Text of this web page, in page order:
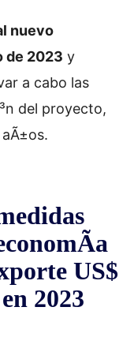
nuevo
de 2023 y
a cabo las
del proyecto,
US$
2023